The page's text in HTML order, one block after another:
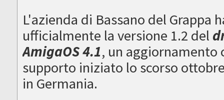
L'azienda di Bassano del Grappa
ufficialmente la versione 1.2 del
AmigaOS 4.1, un aggiornamento
supporto iniziato lo scorso
in Germania.